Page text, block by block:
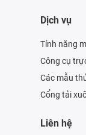
Dịch vụ
Tính năng
Công cụ
Các mẫu
Cổng tải
Liên hệ